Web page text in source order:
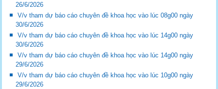
26/6/2026
V/v tham dự báo cáo chuyên đề khoa học vào lúc 08g00 ngày
30/6/2026
V/v tham dự báo cáo chuyên đề khoa học vào lúc 14g00 ngày
30/6/2026
V/v tham dự báo cáo chuyên đề khoa học vào lúc 14g00 ngày
29/6/2026
V/v tham dự báo cáo chuyên đề khoa học vào lúc 10g00 ngày
29/6/2026